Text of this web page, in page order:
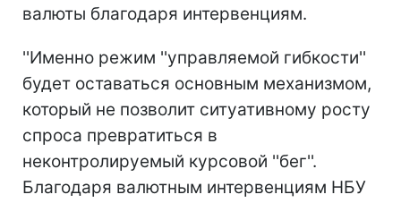
валюты благодаря интервенциям.
''Именно режим ''управляемой гибкости''
будет оставаться основным механизмом,
который не позволит ситуативному росту
спроса превратиться в
неконтролируемый курсовой ''бег''.
Благодаря валютным интервенциям НБУ